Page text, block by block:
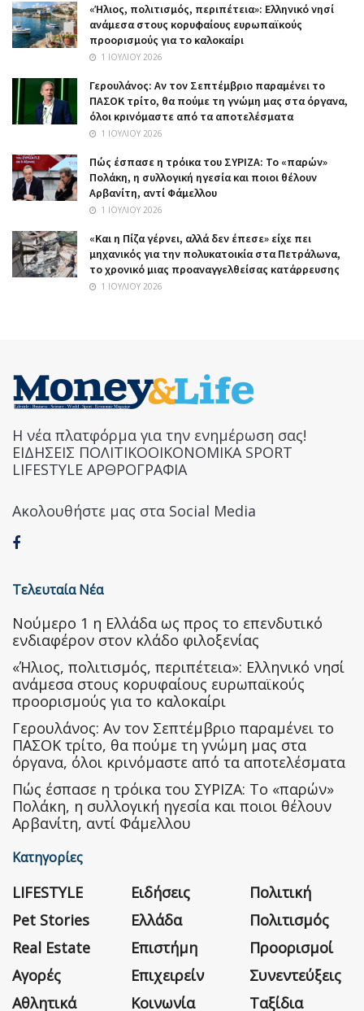
«Ήλιος, πολιτισμός, περιπέτεια»: Ελληνικό νησί
ανάμεσα στους κορυφαίους ευρωπαϊκούς
προορισμούς για το καλοκαίρι
1 ΙΟΥΛΊΟΥ 2026
Γερουλάνος: Αν τον Σεπτέμβριο παραμένει το
ΠΑΣΟΚ τρίτο, θα πούμε τη γνώμη μας στα όργανα,
όλοι κρινόμαστε από τα αποτελέσματα
1 ΙΟΥΛΊΟΥ 2026
Πώς έσπασε η τρόικα του ΣΥΡΙΖΑ: Το «παρών»
Πολάκη, η συλλογική ηγεσία και ποιοι θέλουν
Αρβανίτη, αντί Φάμελλου
1 ΙΟΥΛΊΟΥ 2026
«Και η Πίζα γέρνει, αλλά δεν έπεσε» είχε πει
μηχανικός για την πολυκατοικία στα Πετράλωνα,
το χρονικό μιας προαναγγελθείσας κατάρρευσης
1 ΙΟΥΛΊΟΥ 2026
Η νέα πλατφόρμα για την ενημέρωση σας!
ΕΙΔΗΣΕΙΣ ΠΟΛΙΤΙΚΟΟΙΚΟΝΟΜΙΚΑ SPORT
LIFESTYLE ΑΡΘΡΟΓΡΑΦΙΑ
Ακολουθήστε μας στα Social Media
Τελευταία Νέα
Nούμερο 1 η Ελλάδα ως προς το επενδυτικό
ενδιαφέρον στον κλάδο φιλοξενίας
«Ήλιος, πολιτισμός, περιπέτεια»: Ελληνικό νησί
ανάμεσα στους κορυφαίους ευρωπαϊκούς
προορισμούς για το καλοκαίρι
Γερουλάνος: Αν τον Σεπτέμβριο παραμένει το
ΠΑΣΟΚ τρίτο, θα πούμε τη γνώμη μας στα
όργανα, όλοι κρινόμαστε από τα αποτελέσματα
Πώς έσπασε η τρόικα του ΣΥΡΙΖΑ: Το «παρών»
Πολάκη, η συλλογική ηγεσία και ποιοι θέλουν
Αρβανίτη, αντί Φάμελλου
Κατηγορίες
LIFESTYLE
Pet Stories
Real Estate
Αγορές
Αθλητικά
Ειδήσεις
Ελλάδα
Επιστήμη
Επιχειρείν
Κοινωνία
Πολιτική
Πολιτισμός
Προορισμοί
Συνεντεύξεις
Ταξίδια